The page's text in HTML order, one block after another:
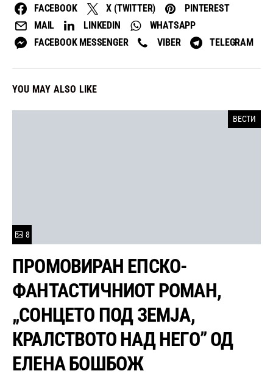
FACEBOOK X (TWITTER)
PINTEREST
MAIL
LINKEDIN
WHATSAPP
FACEBOOK MESSENGER
VIBER TELEGRAM
YOU MAY ALSO LIKE
ВЕСТИ
8
ПРОМОВИРАН ЕПСКО-
ФАНТАСТИЧНИОТ РОМАН,
„СОНЦЕТО ПОД ЗЕМЈА,
КРАЛСТВОТО НАД НЕГО” ОД
ЕЛЕНА БОШБОЖ